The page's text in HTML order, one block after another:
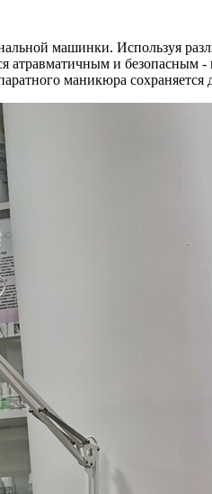
машинки. Используя
и безопасным
маникюра сохраняется